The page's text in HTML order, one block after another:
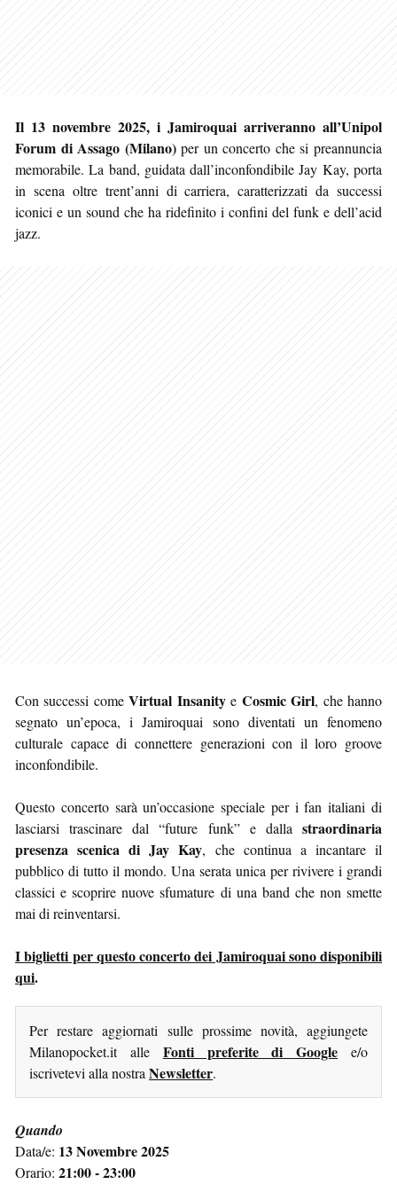
Il 13 novembre 2025, i Jamiroquai arriveranno all’Unipol
Forum di Assago (Milano)per un concerto che si preannuncia
memorabile. La band, guidata dall’inconfondibile Jay Kay, porta
in scena oltre trent’anni di carriera, caratterizzati da successi
iconici e un sound che ha ridefinito i confini del funk e dell’acid
jazz.
Con successi comeVirtual Insanitye Cosmic Girl, che hanno
segnato un’epoca, i Jamiroquai sono diventati un fenomeno
culturale capace di connettere generazioni con il loro groove
inconfondibile.
Questo concerto sarà un’occasione speciale per i fan italiani di
lasciarsi trascinare dal “future funk” e dalla straordinaria
presenza scenica di Jay Kay, che continua a incantare il
pubblico di tutto il mondo. Una serata unica per rivivere i grandi
classici e scoprire nuove sfumature di una band che non smette
mai di reinventarsi.
I biglietti per questo concerto dei Jamiroquai sono disponibili
qui.
Per restare aggiornati sulle prossime novità, aggiungete
Milanopocket.it alle Fonti preferite di Google e/o
iscrivetevi alla nostra Newsletter.
Quando
Data/e: 13 Novembre 2025
Orario: 21:00 - 23:00